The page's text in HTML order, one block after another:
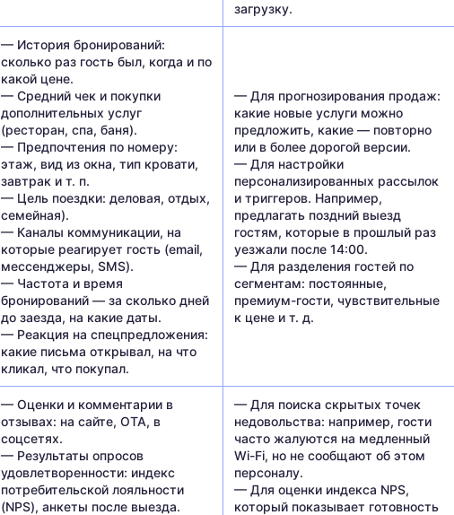
загрузку.
— История бронирований:
сколько раз гость был, когда и по
какой цене.
— Средний чек и покупки
дополнительных услуг
(ресторан, спа, баня).
— Предпочтения по номеру:
этаж, вид из окна, тип кровати,
завтрак и т. п.
— Цель поездки: деловая, отдых,
семейная).
— Каналы коммуникации, на
которые реагирует гость (email,
мессенджеры, SMS).
— Частота и время
бронирований — за сколько дней
до заезда, на какие даты.
— Реакция на спецпредложения:
какие письма открывал, на что
кликал, что покупал.
— Для прогнозирования продаж:
какие новые услуги можно
предложить, какие — повторно
или в более дорогой версии.
— Для настройки
персонализированных рассылок
и триггеров. Например,
предлагать поздний выезд
гостям, которые в прошлый раз
уезжали после 14:00.
— Для разделения гостей по
сегментам: постоянные,
премиум-гости, чувствительные
к цене и т. д.
— Оценки и комментарии в
отзывах: на сайте, OTA, в
соцсетях.
— Результаты опросов
удовлетворенности: индекс
потребительской лояльности
(NPS), анкеты после выезда.
— Для поиска скрытых точек
недовольства: например, гости
часто жалуются на медленный
Wi-Fi, но не сообщают об этом
персоналу.
— Для оценки индекса NPS,
который показывает готовность